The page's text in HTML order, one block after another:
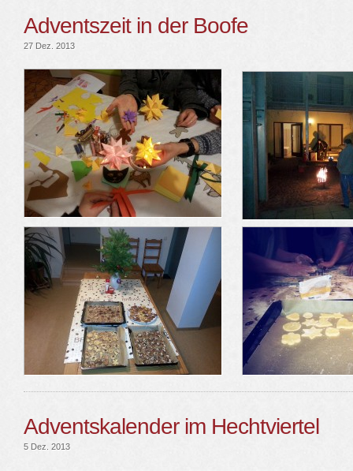
Adventszeit in der Boofe
27 Dez. 2013
Adventskalender im Hechtviertel
5 Dez. 2013